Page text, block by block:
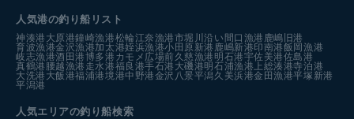
人気港の釣り船リスト
神湊港 大原港鐘崎漁港松輪江奈漁港市堀川沿い 間口漁港 鹿嶋旧港
育波漁港金沢漁港加太港姪浜漁港小田原新港 鹿嶋新港印南港飯岡漁港
岐志漁港酒田港博多港カモメ広場前久慈漁港 明石港宇佐美港佐島港
真鶴港 腰越漁港 走水港福良港手石港 大磯港明石浦漁港 上総湊港寺泊港
大洗港 大飯港福浦港境港中野港金沢八景平潟久美浜港金田漁港平塚新港
平潟港
人気エリアの釣り船検索